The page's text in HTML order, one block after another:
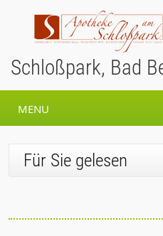
Schloßpark, Bad
MENU
Für Sie gelesen